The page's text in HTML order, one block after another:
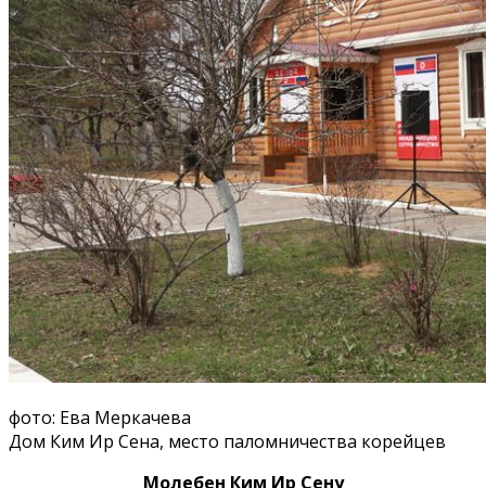
фото: Ева Меркачева
Дом Ким Ир Сена, место паломничества корейцев
Молебен Ким Ир Сену